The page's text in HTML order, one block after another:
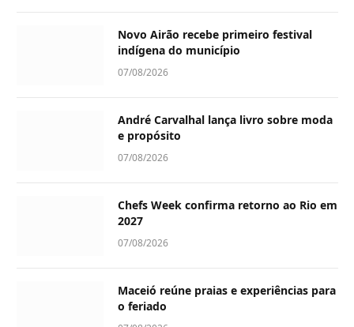
Novo Airão recebe primeiro festival
indígena do município
07/08/2026
André Carvalhal lança livro sobre moda
e propósito
07/08/2026
Chefs Week confirma retorno ao Rio em
2027
07/08/2026
Maceió reúne praias e experiências para
o feriado